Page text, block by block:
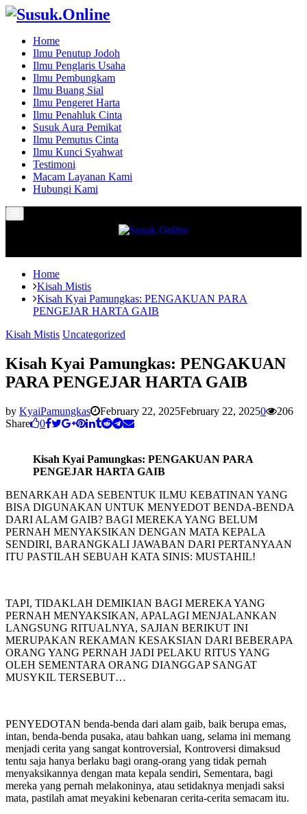
Home
Ilmu Penutup Jodoh
Ilmu Penglaris Usaha
Ilmu Pembungkam
Ilmu Buang Sial
Ilmu Pengeret Harta
Ilmu Penahluk Cinta
Susuk Aura Pemikat
Ilmu Pemutus Cinta
Ilmu Kunci Syahwat
Testimoni
Macam Layanan Kami
Hubungi Kami
Menu
Home
Kisah Mistis
Kisah Kyai Pamungkas: PENGAKUAN PARA
PENGEJAR HARTA GAIB
Kisah Mistis Uncategorized
Kisah Kyai Pamungkas: PENGAKUAN
PARA PENGEJAR HARTA GAIB
by KyaiPamungkas February 22, 2025February 22, 20250
206
Share
0
Kisah Kyai Pamungkas: PENGAKUAN PARA
PENGEJAR HARTA GAIB
BENARKAH ADA SEBENTUK ILMU KEBATINAN YANG
BISA DIGUNAKAN UNTUK MENYEDOT BENDA-BENDA
DARI ALAM GAIB? BAGI MEREKA YANG BELUM
PERNAH MENYAKSIKAN DENGAN MATA KEPALA
SENDIRI, BARANGKALI JAWABAN DARI PERTANYAAN
ITU PASTILAH SEBUAH KATA SINIS: MUSTAHIL!
TAPI, TIDAKLAH DEMIKIAN BAGI MEREKA YANG
PERNAH MENYAKSIKAN, APALAGI MENJALANKAN
LANGSUNG RITUALNYA, SAJIAN BERIKUT INI
MERUPAKAN REKAMAN KESAKSIAN DARI BEBERAPA
ORANG YANG PERNAH JADI PELAKU RITUS YANG
OLEH SEMENTARA ORANG DIANGGAP SANGAT
MUSYKIL TERSEBUT…
PENYEDOTAN benda-benda dari alam gaib, baik berupa emas,
intan, benda-benda pusaka, atau bahkan uang, selama ini memang
menjadi cerita yang sangat kontroversial, Kontroversi dimaksud
tentu saja hanya berlaku bagi orang-orang yang tidak pernah
menyaksikannya dengan mata kepala sendiri, Sementara, bagi
mereka yang pernah melakoninya, atau setidaknya menjadi saksi
mata, pastilah amat meyakini kebenaran cerita-cerita semacam itu.